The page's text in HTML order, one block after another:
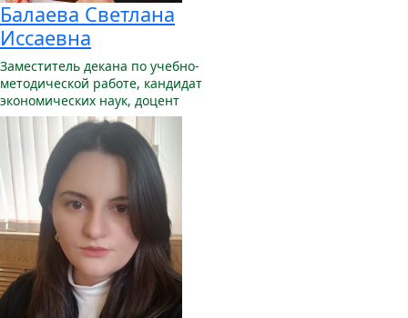
Балаева Светлана
Иссаевна
Заместитель декана по учебно-
методической работе, кандидат
экономических наук, доцент